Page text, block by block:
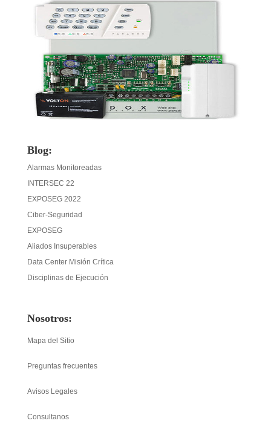
Blog:
Alarmas Monitoreadas
INTERSEC 22
EXPOSEG 2022
Ciber-Seguridad
EXPOSEG
Aliados Insuperables
Data Center Misión Crítica
Disciplinas de Ejecución
Nosotros:
Mapa del Sitio
Preguntas frecuentes
Avisos Legales
Consultanos